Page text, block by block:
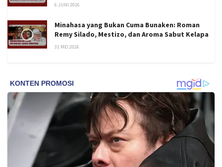
6 JUNI 2026
Minahasa yang Bukan Cuma Bunaken: Roman
Remy Silado, Mestizo, dan Aroma Sabut Kelapa
31 MEI 2026